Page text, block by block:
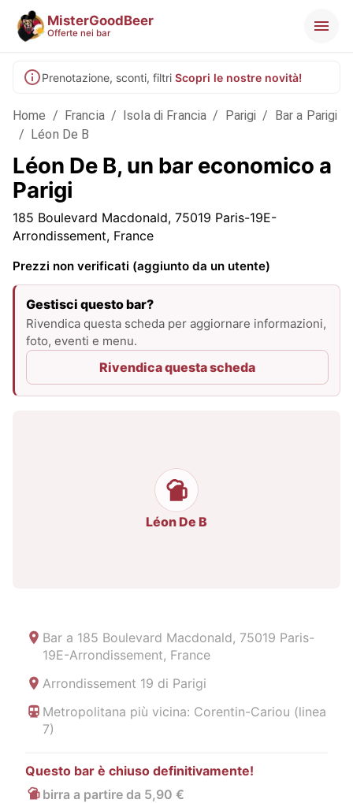
MisterGoodBeer
Offerte nei bar
Prenotazione, sconti, filtri Scopri le nostre novità!
Home / Francia / Isola di Francia / Parigi / Bar a Parigi
/ Léon De B
Léon De B, un bar economico a
Parigi
185 Boulevard Macdonald, 75019 Paris-19E-
Arrondissement, France
Prezzi non verificati (aggiunto da un utente)
Gestisci questo bar?
Rivendica questa scheda per aggiornare informazioni,
foto, eventi e menu.
Rivendica questa scheda
Léon De B
Bar a 185 Boulevard Macdonald, 75019 Paris-
19E-Arrondissement, France
Arrondissement 19 di Parigi
Metropolitana più vicina: Corentin-Cariou (linea
7)
Questo bar è chiuso definitivamente!
birra a partire da 5,90 €